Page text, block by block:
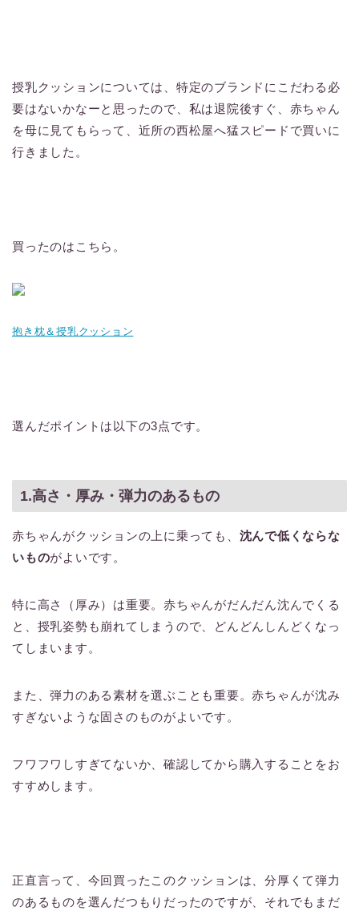
授乳クッションについては、特定のブランドにこだわる必
要はないかなーと思ったので、私は退院後すぐ、赤ちゃん
を母に見てもらって、近所の西松屋へ猛スピードで買いに
行きました。
買ったのはこちら。
抱き枕＆授乳クッション
選んだポイントは以下の3点です。
1.高さ・厚み・弾力のあるもの
赤ちゃんがクッションの上に乗っても、 沈んで低くならな
いものがよいです。
特に高さ（厚み）は重要。赤ちゃんがだんだん沈んでくる
と、授乳姿勢も崩れてしまうので、どんどんしんどくなっ
てしまいます。
また、弾力のある素材を選ぶことも重要。赤ちゃんが沈み
すぎないような固さのものがよいです。
フワフワしすぎてないか、確認してから購入することをお
すすめします。
正直言って、今回買ったこのクッションは、分厚くて弾力
のあるものを選んだつもりだったのですが、それでもまだ